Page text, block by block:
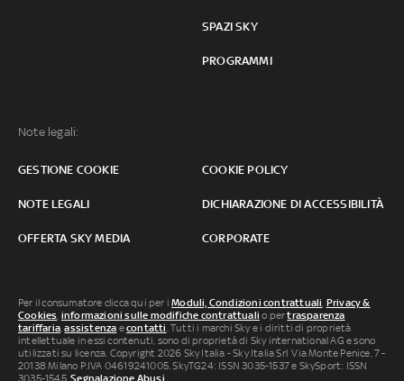
SPAZI SKY
PROGRAMMI
Note legali:
GESTIONE COOKIE COOKIE POLICY
NOTE LEGALI DICHIARAZIONE DI ACCESSIBILITÀ
OFFERTA SKY MEDIA CORPORATE
Per il consumatore clicca qui per iModuli, Condizioni contrattuali, Privacy &
Cookies, informazioni sulle modifiche contrattuali o pertrasparenza
tariffaria,assistenza econtatti. Tutti i marchi Sky e i diritti di proprietà
intellettuale in essi contenuti, sono di proprietà di Sky international AG e sono
utilizzati su licenza. Copyright 2026 Sky Italia - Sky Italia Srl Via Monte Penice, 7 -
20138 Milano P.IVA 04619241005. SkyTG24: ISSN 3035-1537 e SkySport: ISSN
3035-1545.Segnalazione Abusi